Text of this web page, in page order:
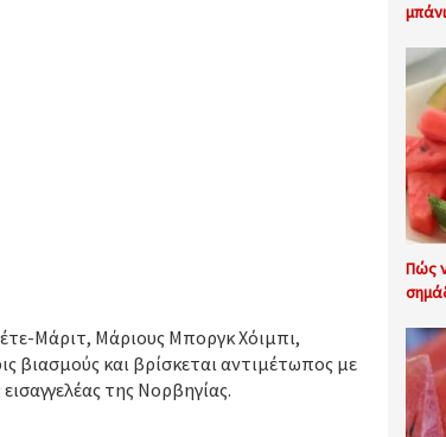
Μάριτ, Μάριους Μποργκ Χόιμπι,
βιασμούς και βρίσκεται αντιμέτωπος με
της Νορβηγίας.
Πώς